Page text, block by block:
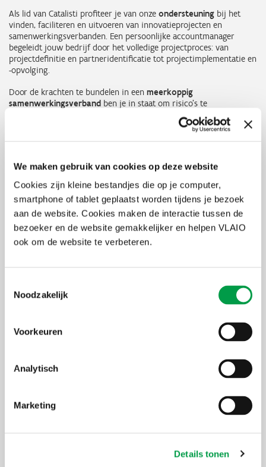
We maken gebruik van cookies op deze website
Cookies zijn kleine bestandjes die op je computer,
smartphone of tablet geplaatst worden tijdens je bezoek
aan de website. Cookies maken de interactie tussen de
bezoeker en de website gemakkelijker en helpen VLAIO
ook om de website te verbeteren.
Noodzakelijk
Voorkeuren
Analytisch
Marketing
Details tonen
Als lid van Catalisti profiteer je van onze ondersteuning bij het
vinden, faciliteren en uitvoeren van innovatieprojecten en
samenwerkingsverbanden. Een persoonlijke accountmanager
begeleidt jouw bedrijf door het volledige projectproces: van
projectdefinitie en partneridentificatie tot projectimplementatie en
-opvolging.
Door de krachten te bundelen in een meerkoppig
samenwerkingsverband ben je in staat om risico's te
verminderen, te zorgen voor een succesvolle product- of
procesontwikkeling en je te concentreren op jouw kernactiviteiten.
en effectief produceren van duurzaam zakelijk succes.
Wil je deel uit maken van dit innovatieve netwerk binnen de
chemie- en kunststofsector? Bekijk dan op de website de
ledenformules en kies de formule die het best bij jou past.
Partner